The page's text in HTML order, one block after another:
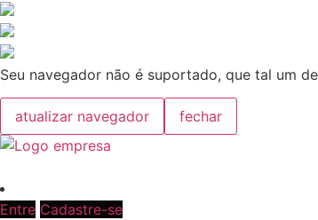
Seu navegador não é suportado, que tal um
atualizar navegador fechar
Entre Cadastre-se